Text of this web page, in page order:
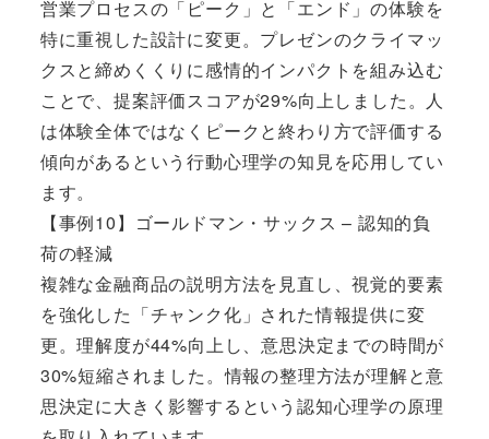
営業プロセスの「ピーク」と「エンド」の体験を
特に重視した設計に変更。プレゼンのクライマッ
クスと締めくくりに感情的インパクトを組み込む
ことで、提案評価スコアが29%向上しました。人
は体験全体ではなくピークと終わり方で評価する
傾向があるという行動心理学の知見を応用してい
ます。
【事例10】ゴールドマン・サックス – 認知的負
荷の軽減
複雑な金融商品の説明方法を見直し、視覚的要素
を強化した「チャンク化」された情報提供に変
更。理解度が44%向上し、意思決定までの時間が
30%短縮されました。情報の整理方法が理解と意
思決定に大きく影響するという認知心理学の原理